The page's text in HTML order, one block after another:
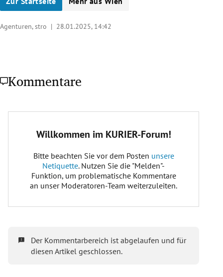
Agenturen, stro | 28.01.2025, 14:42
Kommentare